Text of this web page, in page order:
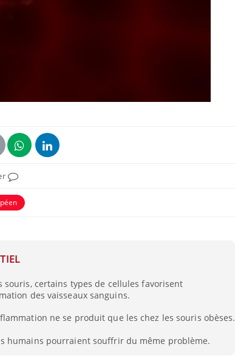
souris, certains types de cellules favorisent
des vaisseaux sanguins.
ne se produit que les chez les souris obèses.
humains pourraient souffrir du même problème.
les meilleurs
?
éviter une otite
des chercheurs